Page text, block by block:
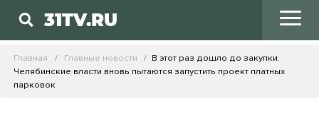
31TV.RU
Главная Главные новости
В этот раз дошло до закупки.
Челябинские власти вновь пытаются запустить проект платных
парковок